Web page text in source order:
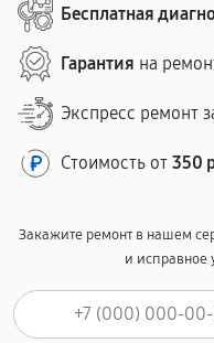
Бесплатная
Гарантия на
Экспресс ремонт
Стоимость от 350
Закажите ремонт в нашем
и исправное